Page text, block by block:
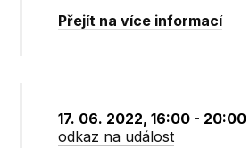
Přejít na více informací
17. 06. 2022, 16:00 - 20:00
odkaz na událost